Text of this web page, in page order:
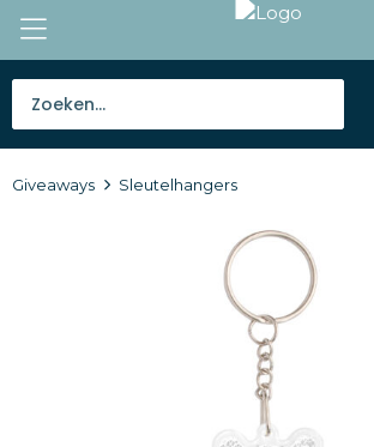
Tassen
Giveaways Sleutelhangers